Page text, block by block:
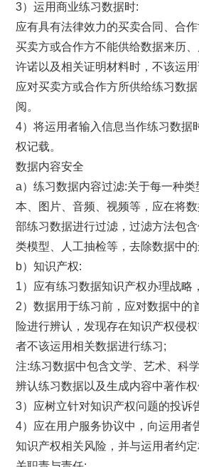
3）运用商业练习数据时:
应有具有法律效力的买卖合同、合
买卖方或合作方不能供给数据来历
许诺以及相关证明材料时，不该运
应对买卖方或合作方所供给练习数
阅。
4）将运用者输入信息当作练习数据
权记载。
数据内容安全
a）练习数据内容过滤:关于每一种
本、图片、音频、视频等，应在将
部练习数据进行过滤，过滤方法包
类模型、人工抽检等，去除数据中的
b）知识产权:
1）应有练习数据知识产权办理战略
2）数据用于练习前，应对数据中的
险进行辨认，发现存在知识产权侵
者不该运用相关数据进行练习;
注:练习数据中包含文学、艺术、科
辨认练习数据以及生成内容中著作权
3）应树立针对知识产权问题的投诉
4）应在用户服务协议中，向运用者
知识产权相关风险，并与运用者约定